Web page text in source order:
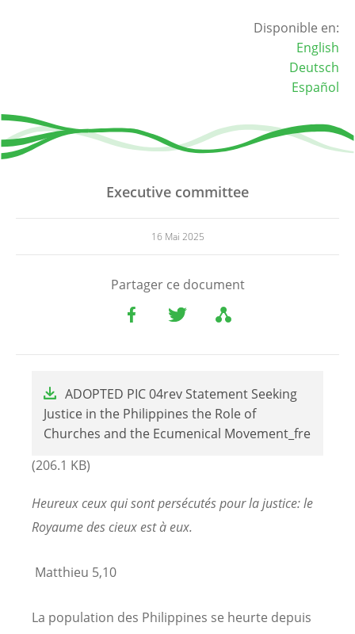
Disponible en:
English
Deutsch
Español
Executive committee
16 Mai 2025
Partager ce document
ADOPTED PIC 04rev Statement Seeking
Justice in the Philippines the Role of
Churches and the Ecumenical Movement_fre
(206.1 KB)
Heureux ceux qui sont persécutés pour la justice: le
Royaume des cieux est à eux.
Matthieu 5,10
La population des Philippines se heurte depuis